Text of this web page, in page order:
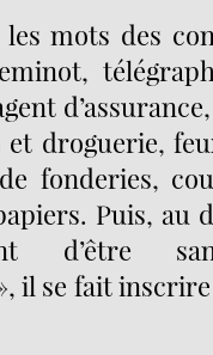
mots des
droguerie,
fonderies,
Puis, au
d’être
il se fait